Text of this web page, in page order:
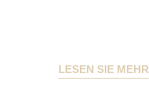
LESEN SIE MEHR